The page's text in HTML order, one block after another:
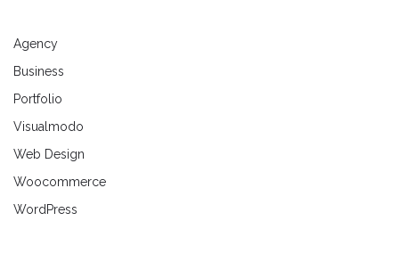
Agency
Business
Portfolio
Visualmodo
Web Design
Woocommerce
WordPress